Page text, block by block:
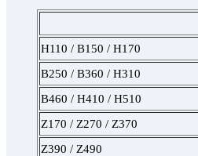
H110 / B150 / H170
B250 / B360 / H310
B460 / H410 / H510
Z170 / Z270 / Z370
Z390 / Z490